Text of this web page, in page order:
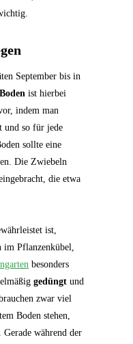
September bis in
ist hierbei
indem man
und so für jede
sollte eine
Die Zwiebeln
die etwa
ist,
im Pflanzenkübel,
besonders
gedüngt und
zwar viel
Boden stehen,
. Gerade während der